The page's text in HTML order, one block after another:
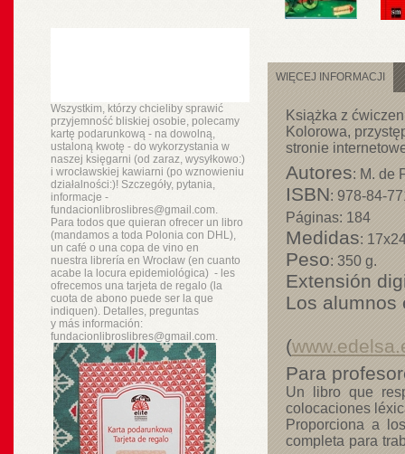
Wszystkim, którzy chcieliby sprawić
przyjemność bliskiej osobie, polecamy
kartę podarunkową - na dowolną,
ustaloną kwotę - do wykorzystania w
naszej księgarni (od zaraz, wysyłkowo:)
i wrocławskiej kawiarni (po wznowieniu
działalności:)! Szczegóły, pytania,
informacje -
fundacionlibroslibres@gmail.com.
Para todos que quieran ofrecer un libro
(mandamos a toda Polonia con DHL),
un café o una copa de vino en
nuestra libreríaen Wrocław (en cuanto
acabe la locura epidemiológica) - les
ofrecemos una tarjeta de regalo (la
cuota de abono puede ser la que
indiquen). Detalles, preguntas
y másinformación:
fundacionlibroslibres@gmail.com.
WIĘCEJ INFORMACJI
Książka z
Kolorowa,
stronie
Autores: M. de
ISBN: 978-84-
Páginas: 184
Medidas:
Peso: 350 g.
Extensión
Los
(
Para
Un libro que
colocaciones
Proporciona a
completa para